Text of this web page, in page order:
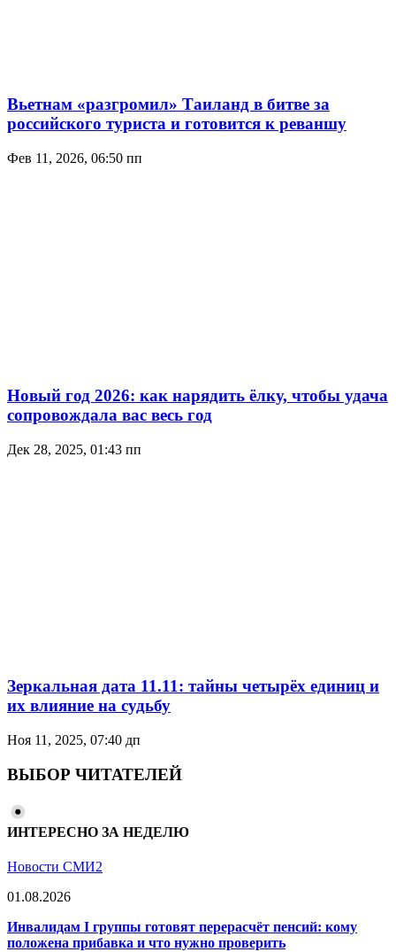
Вьетнам «разгромил» Таиланд в битве за
российского туриста и готовится к реваншу
Фев 11, 2026, 06:50 пп
Новый год 2026: как нарядить ёлку, чтобы удача
сопровождала вас весь год
Дек 28, 2025, 01:43 пп
Зеркальная дата 11.11: тайны четырёх единиц и
их влияние на судьбу
Ноя 11, 2025, 07:40 дп
ВЫБОР ЧИТАТЕЛЕЙ
ИНТЕРЕСНО ЗА НЕДЕЛЮ
Новости СМИ2
01.08.2026
Инвалидам I группы готовят перерасчёт пенсий: кому
положена прибавка и что нужно проверить